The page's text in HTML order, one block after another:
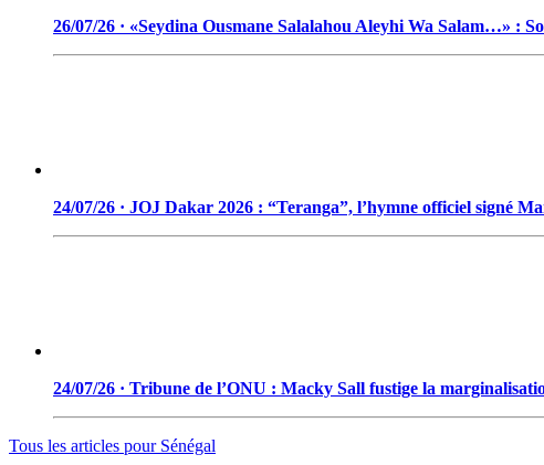
26/07/26 · «Seydina Ousmane Salalahou Aleyhi Wa Salam…» :
24/07/26 · JOJ Dakar 2026 : “Teranga”, l’hymne officiel signé
24/07/26 · Tribune de l’ONU : Macky Sall fustige la
Tous les articles pour Sénégal